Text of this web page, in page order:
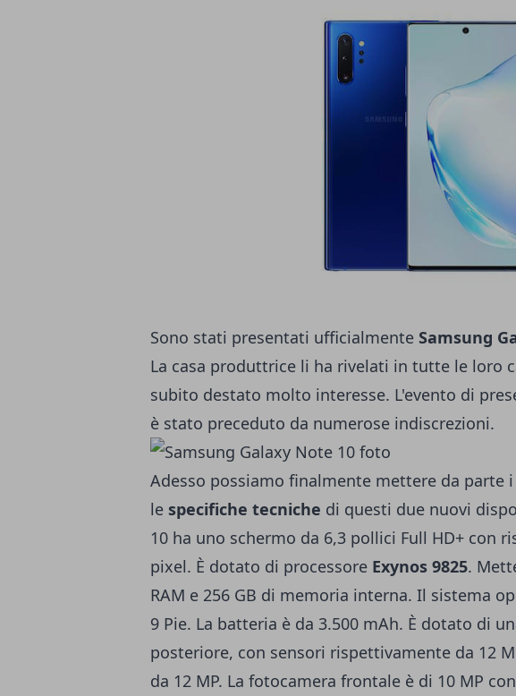
Sono stati presentati ufficialmente Samsung
La casa produttrice li ha rivelati in tutte le loro
subito destato molto interesse. L'evento di
è stato preceduto da numerose indiscrezioni.
Adesso possiamo finalmente mettere da parte
le specifiche tecniche di questi due nuovi
10 ha uno schermo da 6,3 pollici Full HD+ con
pixel. È dotato di processore Exynos 9825.
RAM e 256 GB di memoria interna. Il sistema
9 Pie. La batteria è da 3.500 mAh. È dotato di
posteriore, con sensori rispettivamente da 12
da 12 MP. La fotocamera frontale è di 10 MP